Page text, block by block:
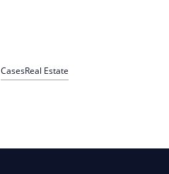
CasesReal Estate